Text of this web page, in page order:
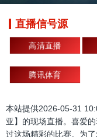
直播信号源
高清直播
腾讯体育
本站提供2026-05-31
亚】的现场直播。喜爱
过这场精彩的比赛。为